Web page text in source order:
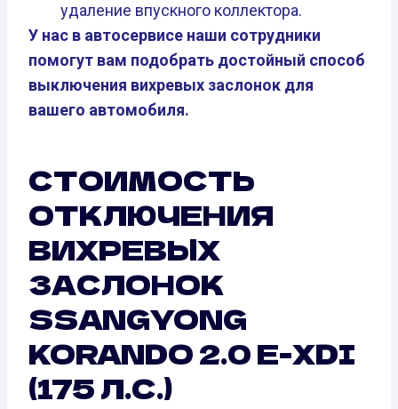
удаление впускного коллектора.
У нас в автосервисе наши сотрудники
помогут вам подобрать достойный способ
выключения вихревых заслонок для
вашего автомобиля.
СТОИМОСТЬ
ОТКЛЮЧЕНИЯ
ВИХРЕВЫХ
ЗАСЛОНОК
SSANGYONG
KORANDO 2.0 E-XDI
(175 Л.С.)